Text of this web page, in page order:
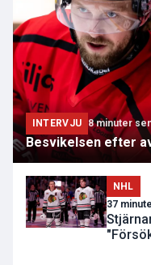
INTERVJU 8 minuter
Besvikelsen efter
NHL
37